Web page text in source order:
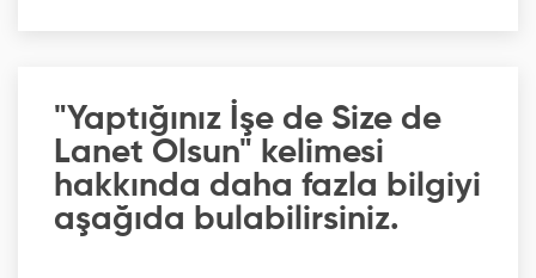
"Yaptığınız İşe de Size de
Lanet Olsun" kelimesi
hakkında daha fazla bilgiyi
aşağıda bulabilirsiniz.